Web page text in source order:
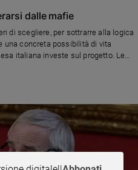
dalle mafie
di scegliere, per sottrarre alla logica
una concreta possibilità di vita
italiana investe sul progetto. Le
Marchetti